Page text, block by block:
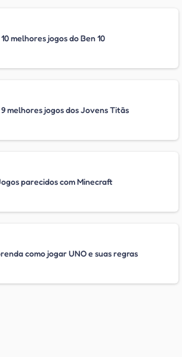
10 melhores jogos do Ben 10
9 melhores jogos dos Jovens Titãs
parecidos com Minecraft
como jogar UNO e suas regras